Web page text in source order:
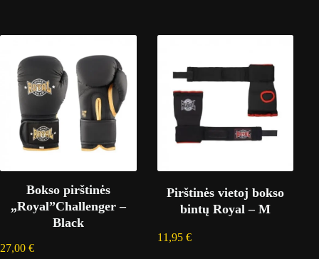
Bokso pirštinės
„Royal”Challenger –
Black
27,00 €
Pirštinės vietoj bokso
bintų Royal – M
11,95 €